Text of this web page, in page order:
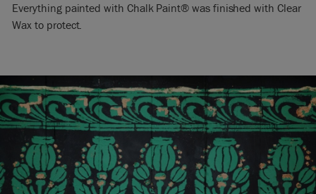
Everything painted with Chalk Paint® was finished with Clear
Wax to protect.